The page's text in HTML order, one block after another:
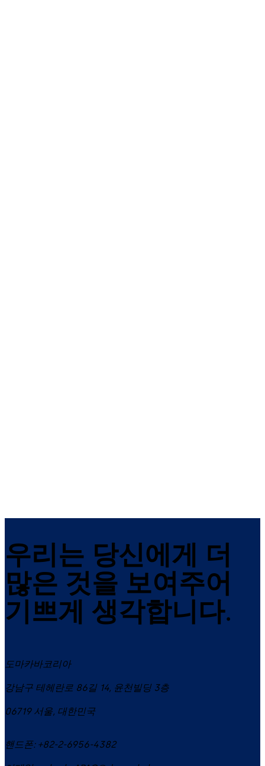
우리는 당신에게 더
많은 것을 보여주어
기쁘게 생각합니다.
도마카바코리아
강남구 테헤란로 86길 14, 윤천빌딩 3층
06719 서울, 대한민국
핸드폰: +82-2-6956-4382